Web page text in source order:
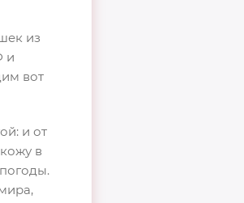
из
и
вот
и от
в